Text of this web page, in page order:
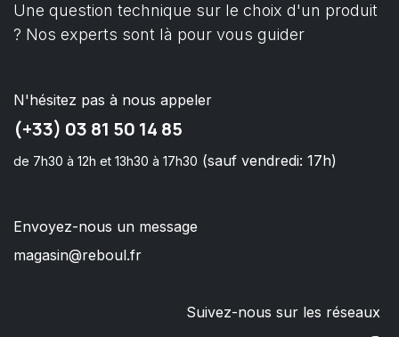
Une question technique sur le choix d'un produit
? Nos experts sont là pour vous guider
N'hésitez pas à nous appeler
(+33) 03 81 50 14 85
de 7h30 à 12h et 13h30 à 17h30 (sauf vendredi: 17h)
Envoyez-nous un message
magasin@reboul.fr
Suivez-nous sur les réseaux